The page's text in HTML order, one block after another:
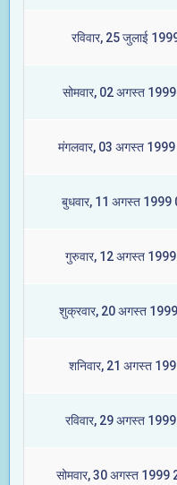
रविवार, 25 जुलाई
सोमवार, 02 अगस्त
मंगलवार, 03 अगस्त
बुधवार, 11 अगस्त
गुरुवार, 12 अगस्त
शुक्रवार, 20 अगस्त
शनिवार, 21 अगस्त
रविवार, 29 अगस्त
सोमवार, 30 अगस्त 1999